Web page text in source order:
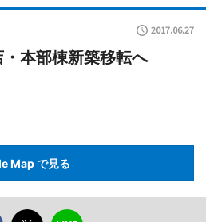
2017.06.27
・本部棟新築移転へ
Map で見る